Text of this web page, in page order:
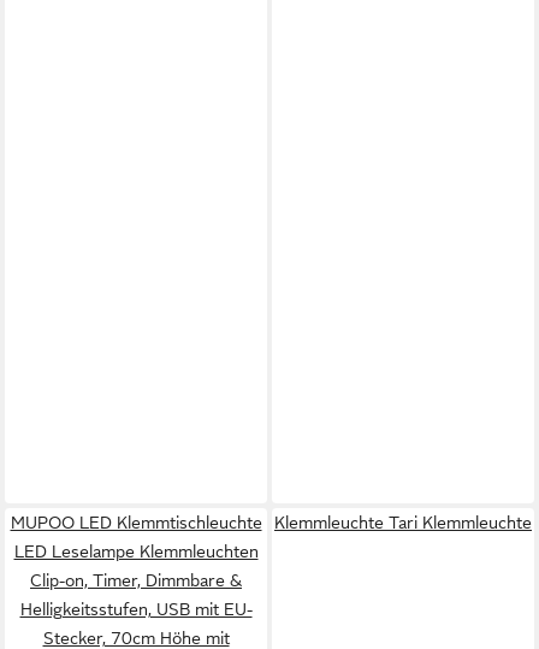
MUPOO LED Klemmtischleuchte
LED Leselampe Klemmleuchten
Clip-on, Timer, Dimmbare &
Helligkeitsstufen, USB mit EU-
Stecker, 70cm Höhe mit
Klemmleuchte Tari Klemmleuchte